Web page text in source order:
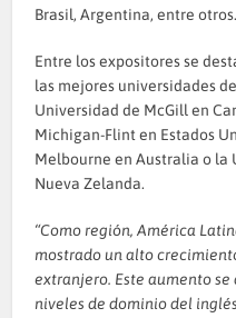
Brasil, Argentina, entre otros.
Entre los expositores se
las mejores universidades
Universidad de McGill en
Michigan-Flint en Estados
Melbourne en Australia o la
Nueva Zelanda.
“Como región, América
mostrado un alto
extranjero. Este aumento se
niveles de dominio del